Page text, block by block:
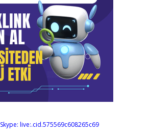
Skype: live:.cid.575569c608265c69